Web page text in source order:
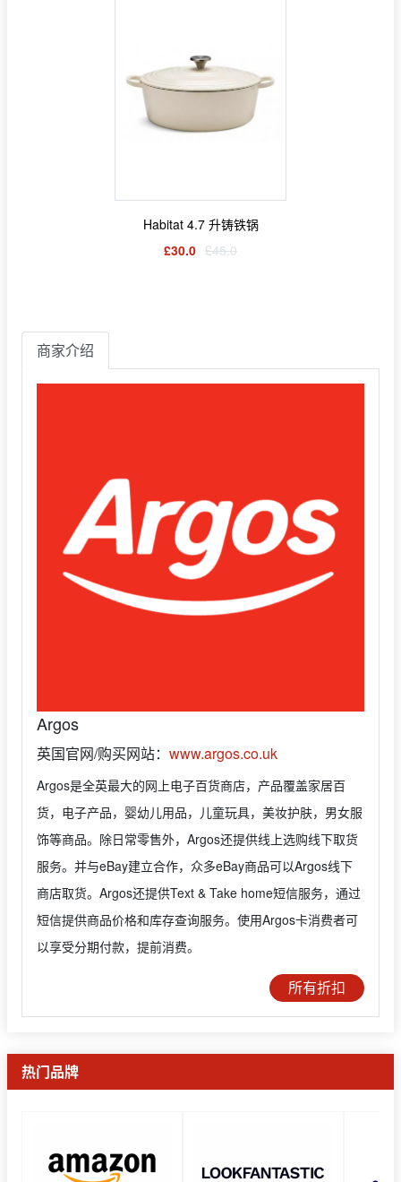
Habitat 4.7 升铸铁锅
£30.0 £45.0
商家介绍
Argos
英国官网/购买网站： www.argos.co.uk
Argos是全英最大的网上电子百货商店，产品覆盖家居百
货，电子产品，婴幼儿用品，儿童玩具，美妆护肤，男女服
饰等商品。除日常零售外，Argos还提供线上选购线下取货
服务。并与eBay建立合作，众多eBay商品可以Argos线下
商店取货。Argos还提供Text & Take home短信服务，通过
短信提供商品价格和库存查询服务。使用Argos卡消费者可
以享受分期付款，提前消费。
所有折扣
热门品牌